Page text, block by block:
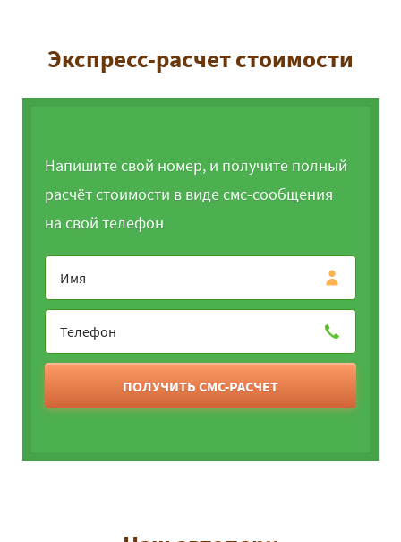
Экспресс-расчет стоимости
Напишите свой номер, и получите полный
расчёт стоимости в виде смс-сообщения
на свой телефон
ПОЛУЧИТЬ СМС-РАСЧЕТ